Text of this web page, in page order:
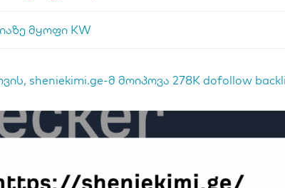
მყოფი KW
sheniekimi.ge-მ მოიპოვა 278K dofollow